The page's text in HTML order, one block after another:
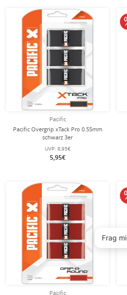
Pacific
Pacific Overgrip xTack Pro 0.55mm
schwarz 3er
UVP: 8,95€
5,95€
Pacific